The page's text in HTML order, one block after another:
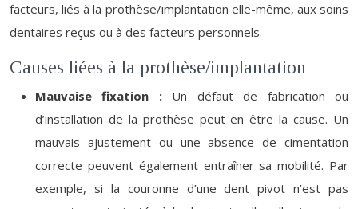
facteurs, liés à la prothèse/implantation elle-même, aux soins
dentaires reçus ou à des facteurs personnels.
Causes liées à la prothèse/implantation
Mauvaise fixation : Un défaut de fabrication ou
d’installation de la prothèse peut en être la cause. Un
mauvais ajustement ou une absence de cimentation
correcte peuvent également entraîner sa mobilité. Par
exemple, si la couronne d’une dent pivot n’est pas